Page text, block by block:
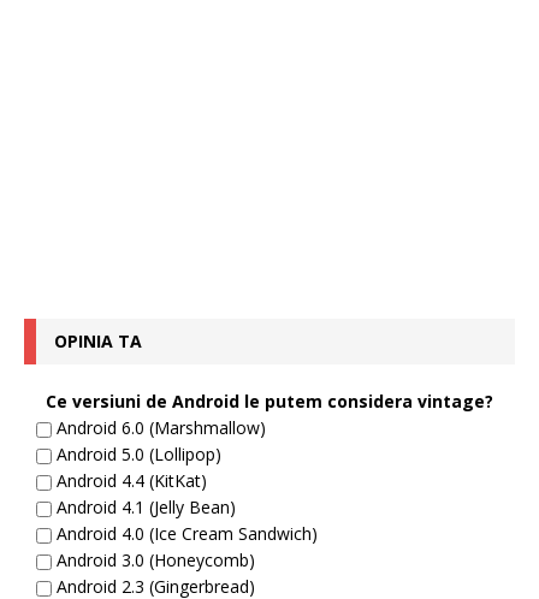
OPINIA TA
Ce versiuni de Android le putem considera vintage?
Android 6.0 (Marshmallow)
Android 5.0 (Lollipop)
Android 4.4 (KitKat)
Android 4.1 (Jelly Bean)
Android 4.0 (Ice Cream Sandwich)
Android 3.0 (Honeycomb)
Android 2.3 (Gingerbread)